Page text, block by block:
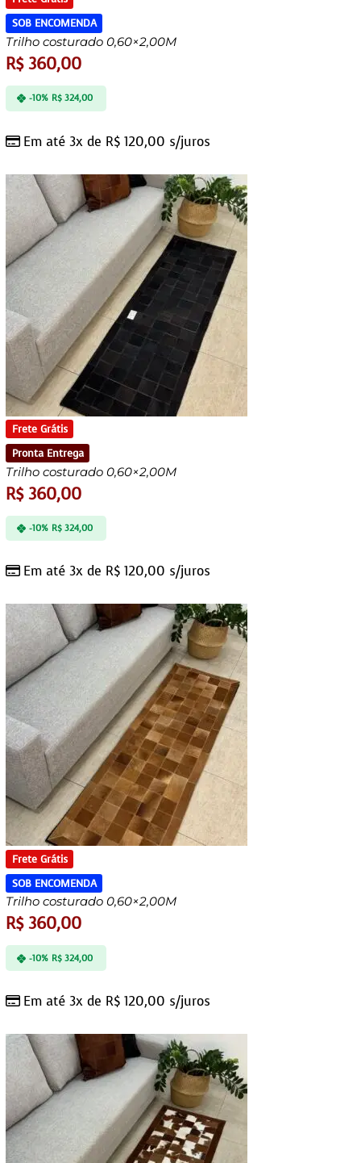
SOB ENCOMENDA
Trilho costurado 0,60×2,00M
R$360,00
Em até 3x de R$ 120,00 s/juros
-10% R$324,00
Frete Grátis
Pronta Entrega
Trilho costurado 0,60×2,00M
R$360,00
Em até 3x de R$ 120,00 s/juros
-10% R$324,00
Frete Grátis
SOB ENCOMENDA
Trilho costurado 0,60×2,00M
R$360,00
Em até 3x de R$ 120,00 s/juros
-10% R$324,00